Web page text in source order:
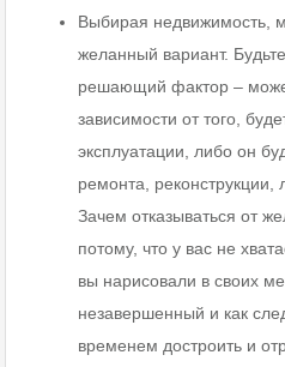
Выбирая недвижимость,
желанный вариант.
решающий фактор –
зависимости от того,
эксплуатации, либо он
ремонта, реконструкции,
Зачем отказываться от
потому, что у вас не
вы нарисовали в своих
незавершенный и как
временем достроить и